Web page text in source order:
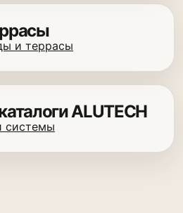
и террасы
ALUTECH
системы